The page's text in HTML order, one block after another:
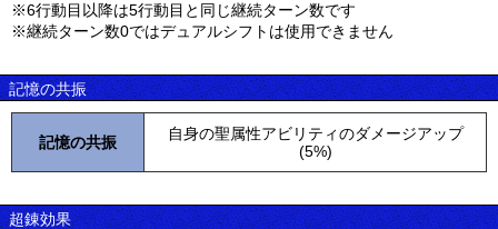
※6行動目以降は5行動目と同じ継続ターン数です
※継続ターン数0ではデュアルシフトは使用できません
記憶の共振
記憶の共振
自身の聖属性アビリティのダメージアップ
(5%)
超錬効果